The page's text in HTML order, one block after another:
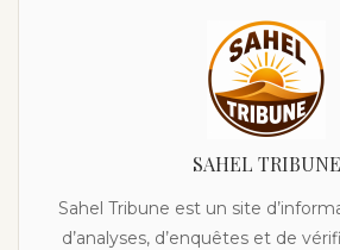
SAHEL TRIBUNE
Sahel Tribune est un site
d’analyses, d’enquêtes et de